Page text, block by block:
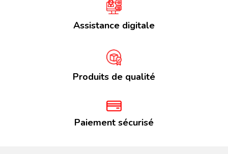
Assistance digitale
Produits de qualité
Paiement sécurisé